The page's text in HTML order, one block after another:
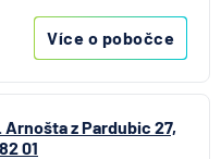
Více o pobočce
z Pardubic 27,
01